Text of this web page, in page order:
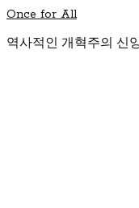
Once for All
역사적인 개혁주의 신